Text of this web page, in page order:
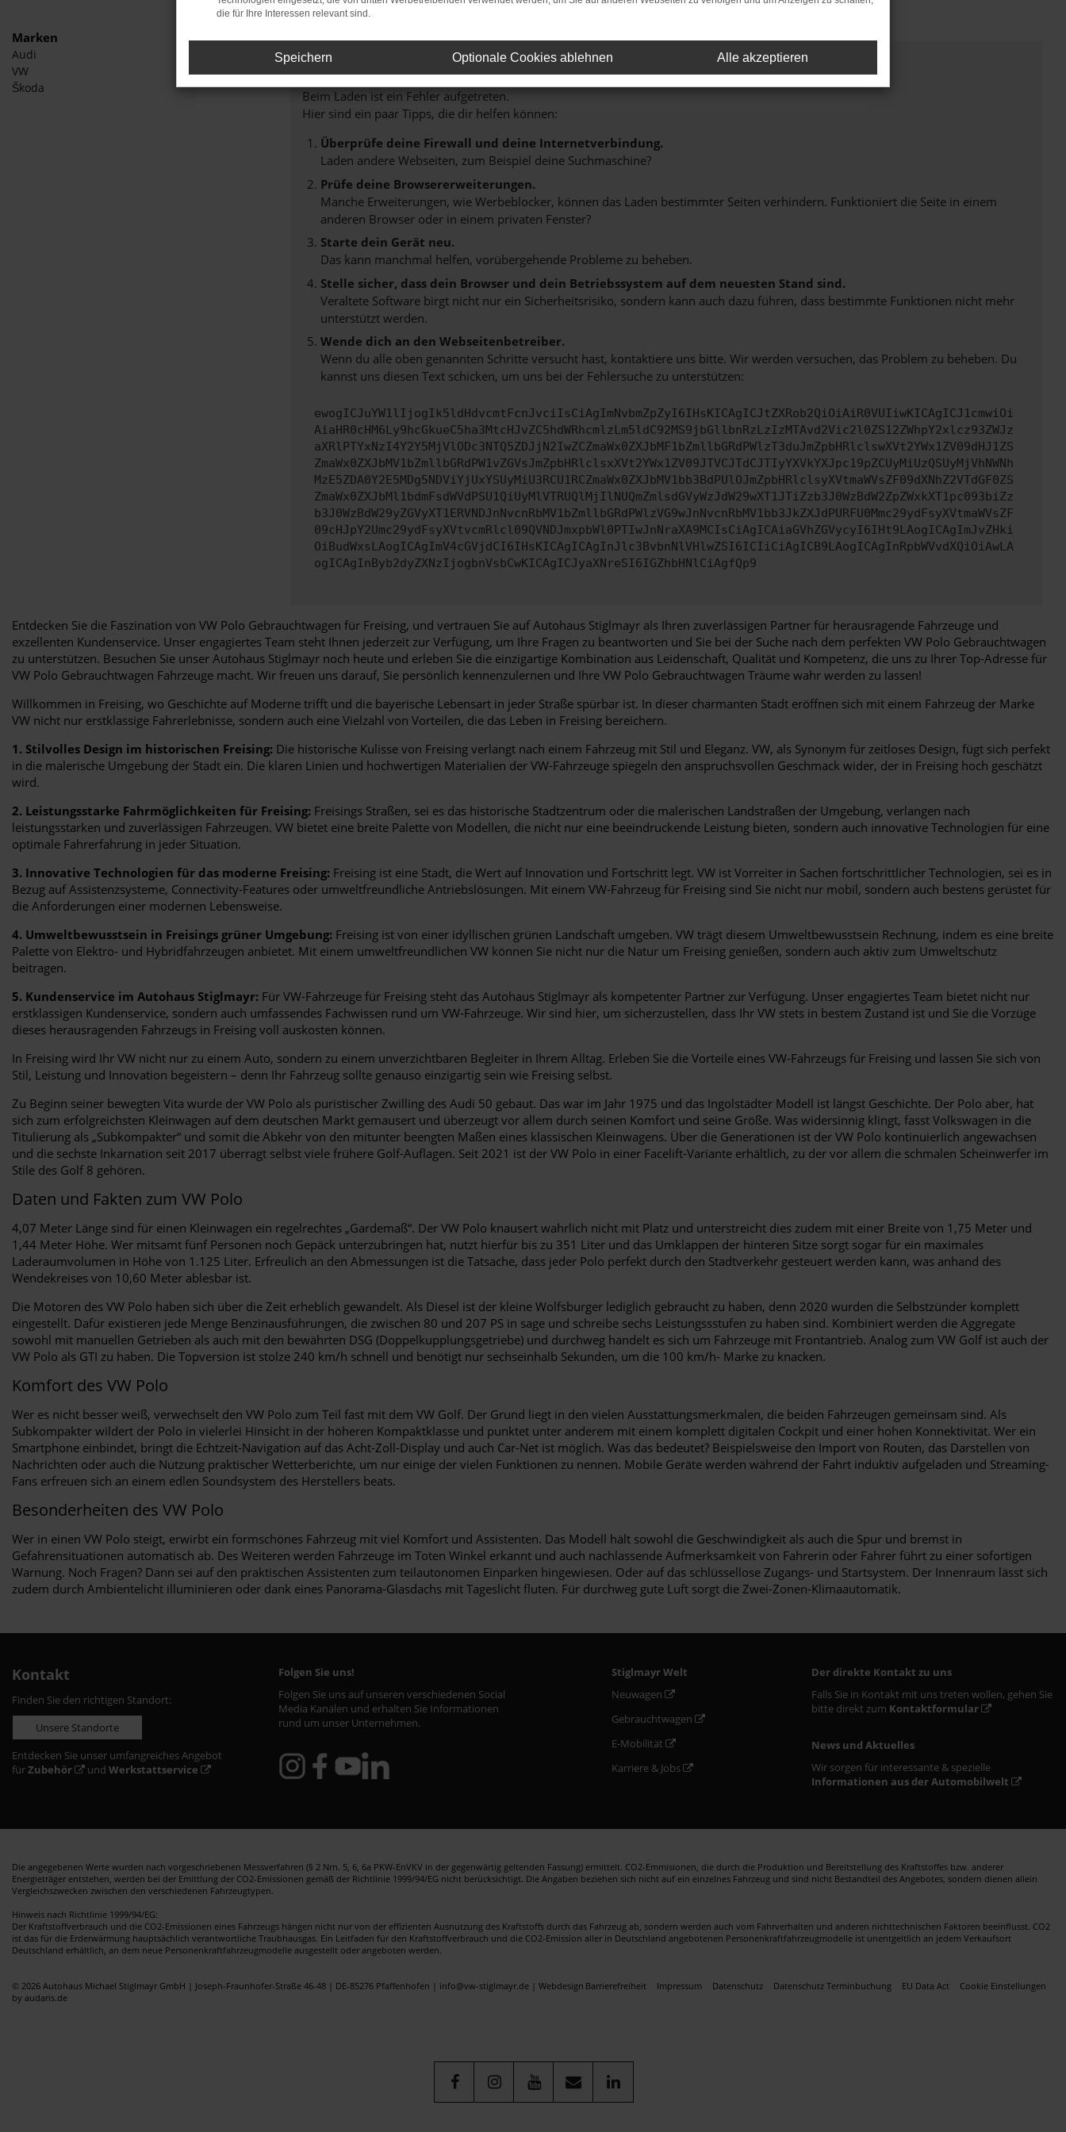
Marken
Audi
VW
Škoda
Fehler: Network Error
Beim Laden ist ein Fehler aufgetreten.
Hier sind ein paar Tipps, die dir helfen können:
Überprüfe deine Firewall und deine Internetverbindung.
Laden andere Webseiten, zum Beispiel deine Suchmaschine?
Prüfe deine Browsererweiterungen.
Manche Erweiterungen, wie Werbeblocker, können das Laden bestimmter Seiten verhindern. Funktioniert die Seite in einem
anderen Browser oder in einem privaten Fenster?
Starte dein Gerät neu.
Das kann manchmal helfen, vorübergehende Probleme zu beheben.
Stelle sicher, dass dein Browser und dein Betriebssystem auf dem neuesten Stand sind.
Veraltete Software birgt nicht nur ein Sicherheitsrisiko, sondern kann auch dazu führen, dass bestimmte Funktionen nicht mehr
unterstützt werden.
Wende dich an den Webseitenbetreiber.
Wenn du alle oben genannten Schritte versucht hast, kontaktiere uns bitte. Wir werden versuchen, das Problem zu beheben. Du
kannst uns diesen Text schicken, um uns bei der Fehlersuche zu unterstützen:
ewogICJuYW1lIjogIk5ldHdvcmtFcnJvciIsCiAgImNvbmZpZyI6IHsKICAgICJtZXRob2QiOiAiR0VUIiwKICAgICJ1cmwiOi
AiaHR0cHM6Ly9hcGkueC5ha3MtcHJvZC5hdWRhcmlzLm5ldC92MS9jbGllbnRzLzIzMTAvd2Vic2l0ZS12ZWhpY2xlcz93ZWJz
aXRlPTYxNzI4Y2Y5MjVlODc3NTQ5ZDJjN2IwZCZmaWx0ZXJbMF1bZmllbGRdPWlzT3duJmZpbHRlclswXVt2YWx1ZV09dHJ1ZS
ZmaWx0ZXJbMV1bZmllbGRdPW1vZGVsJmZpbHRlclsxXVt2YWx1ZV09JTVCJTdCJTIyYXVkYXJpc19pZCUyMiUzQSUyMjVhNWNh
MzE5ZDA0Y2E5MDg5NDViYjUxYSUyMiU3RCU1RCZmaWx0ZXJbMV1bb3BdPUlOJmZpbHRlclsyXVtmaWVsZF09dXNhZ2VTdGF0ZS
ZmaWx0ZXJbMl1bdmFsdWVdPSU1QiUyMlVTRUQlMjIlNUQmZmlsdGVyWzJdW29wXT1JTiZzb3J0WzBdW2ZpZWxkXT1pc093biZz
b3J0WzBdW29yZGVyXT1ERVNDJnNvcnRbMV1bZmllbGRdPWlzVG9wJnNvcnRbMV1bb3JkZXJdPURFU0Mmc29ydFsyXVtmaWVsZF
09cHJpY2Umc29ydFsyXVtvcmRlcl09QVNDJmxpbWl0PTIwJnNraXA9MCIsCiAgICAiaGVhZGVycyI6IHt9LAogICAgImJvZHki
OiBudWxsLAogICAgImV4cGVjdCI6IHsKICAgICAgInJlc3BvbnNlVHlwZSI6ICIiCiAgICB9LAogICAgInRpbWVvdXQiOiAwLA
ogICAgInByb2dyZXNzIjogbnVsbCwKICAgICJyaXNreSI6IGZhbHNlCiAgfQp9
Entdecken Sie die Faszination von VW Polo Gebrauchtwagen für Freising, und vertrauen Sie auf Autohaus Stiglmayr als Ihren zuverlässigen Partner für herausragende Fahrzeuge und
exzellenten Kundenservice. Unser engagiertes Team steht Ihnen jederzeit zur Verfügung, um Ihre Fragen zu beantworten und Sie bei der Suche nach dem perfekten VW Polo Gebrauchtwagen
zu unterstützen. Besuchen Sie unser Autohaus Stiglmayr noch heute und erleben Sie die einzigartige Kombination aus Leidenschaft, Qualität und Kompetenz, die uns zu Ihrer Top-Adresse für
VW Polo Gebrauchtwagen Fahrzeuge macht. Wir freuen uns darauf, Sie persönlich kennenzulernen und Ihre VW Polo Gebrauchtwagen Träume wahr werden zu lassen!
Willkommen in Freising, wo Geschichte auf Moderne trifft und die bayerische Lebensart in jeder Straße spürbar ist. In dieser charmanten Stadt eröffnen sich mit einem Fahrzeug der Marke
VW nicht nur erstklassige Fahrerlebnisse, sondern auch eine Vielzahl von Vorteilen, die das Leben in Freising bereichern.
1. Stilvolles Design im historischen Freising: Die historische Kulisse von Freising verlangt nach einem Fahrzeug mit Stil und Eleganz. VW, als Synonym für zeitloses Design, fügt sich perfekt
in die malerische Umgebung der Stadt ein. Die klaren Linien und hochwertigen Materialien der VW-Fahrzeuge spiegeln den anspruchsvollen Geschmack wider, der in Freising hoch geschätzt
wird.
2. Leistungsstarke Fahrmöglichkeiten für Freising: Freisings Straßen, sei es das historische Stadtzentrum oder die malerischen Landstraßen der Umgebung, verlangen nach
leistungsstarken und zuverlässigen Fahrzeugen. VW bietet eine breite Palette von Modellen, die nicht nur eine beeindruckende Leistung bieten, sondern auch innovative Technologien für eine
optimale Fahrerfahrung in jeder Situation.
3. Innovative Technologien für das moderne Freising: Freising ist eine Stadt, die Wert auf Innovation und Fortschritt legt. VW ist Vorreiter in Sachen fortschrittlicher Technologien, sei es in
Bezug auf Assistenzsysteme, Connectivity-Features oder umweltfreundliche Antriebslösungen. Mit einem VW-Fahrzeug für Freising sind Sie nicht nur mobil, sondern auch bestens gerüstet für
die Anforderungen einer modernen Lebensweise.
4. Umweltbewusstsein in Freisings grüner Umgebung: Freising ist von einer idyllischen grünen Landschaft umgeben. VW trägt diesem Umweltbewusstsein Rechnung, indem es eine breite
Palette von Elektro- und Hybridfahrzeugen anbietet. Mit einem umweltfreundlichen VW können Sie nicht nur die Natur um Freising genießen, sondern auch aktiv zum Umweltschutz
beitragen.
5. Kundenservice im Autohaus Stiglmayr: Für VW-Fahrzeuge für Freising steht das Autohaus Stiglmayr als kompetenter Partner zur Verfügung. Unser engagiertes Team bietet nicht nur
erstklassigen Kundenservice, sondern auch umfassendes Fachwissen rund um VW-Fahrzeuge. Wir sind hier, um sicherzustellen, dass Ihr VW stets in bestem Zustand ist und Sie die Vorzüge
dieses herausragenden Fahrzeugs in Freising voll auskosten können.
In Freising wird Ihr VW nicht nur zu einem Auto, sondern zu einem unverzichtbaren Begleiter in Ihrem Alltag. Erleben Sie die Vorteile eines VW-Fahrzeugs für Freising und lassen Sie sich von
Stil, Leistung und Innovation begeistern – denn Ihr Fahrzeug sollte genauso einzigartig sein wie Freising selbst.
Zu Beginn seiner bewegten Vita wurde der VW Polo als puristischer Zwilling des Audi 50 gebaut. Das war im Jahr 1975 und das Ingolstädter Modell ist längst Geschichte. Der Polo aber, hat
sich zum erfolgreichsten Kleinwagen auf dem deutschen Markt gemausert und überzeugt vor allem durch seinen Komfort und seine Größe. Was widersinnig klingt, fasst Volkswagen in die
Titulierung als „Subkompakter“ und somit die Abkehr von den mitunter beengten Maßen eines klassischen Kleinwagens. Über die Generationen ist der VW Polo kontinuierlich angewachsen
und die sechste Inkarnation seit 2017 überragt selbst viele frühere Golf-Auflagen. Seit 2021 ist der VW Polo in einer Facelift-Variante erhältlich, zu der vor allem die schmalen Scheinwerfer im
Stile des Golf 8 gehören.
Daten und Fakten zum VW Polo
4,07 Meter Länge sind für einen Kleinwagen ein regelrechtes „Gardemaß“. Der VW Polo knausert wahrlich nicht mit Platz und unterstreicht dies zudem mit einer Breite von 1,75 Meter und
1,44 Meter Höhe. Wer mitsamt fünf Personen noch Gepäck unterzubringen hat, nutzt hierfür bis zu 351 Liter und das Umklappen der hinteren Sitze sorgt sogar für ein maximales
Laderaumvolumen in Höhe von 1.125 Liter. Erfreulich an den Abmessungen ist die Tatsache, dass jeder Polo perfekt durch den Stadtverkehr gesteuert werden kann, was anhand des
Wendekreises von 10,60 Meter ablesbar ist.
Die Motoren des VW Polo haben sich über die Zeit erheblich gewandelt. Als Diesel ist der kleine Wolfsburger lediglich gebraucht zu haben, denn 2020 wurden die Selbstzünder komplett
eingestellt. Dafür existieren jede Menge Benzinausführungen, die zwischen 80 und 207 PS in sage und schreibe sechs Leistungssstufen zu haben sind. Kombiniert werden die Aggregate
sowohl mit manuellen Getrieben als auch mit den bewährten DSG (Doppelkupplungsgetriebe) und durchweg handelt es sich um Fahrzeuge mit Frontantrieb. Analog zum VW Golf ist auch der
VW Polo als GTI zu haben. Die Topversion ist stolze 240 km/h schnell und benötigt nur sechseinhalb Sekunden, um die 100 km/h- Marke zu knacken.
Komfort des VW Polo
Wer es nicht besser weiß, verwechselt den VW Polo zum Teil fast mit dem VW Golf. Der Grund liegt in den vielen Ausstattungsmerkmalen, die beiden Fahrzeugen gemeinsam sind. Als
Subkompakter wildert der Polo in vielerlei Hinsicht in der höheren Kompaktklasse und punktet unter anderem mit einem komplett digitalen Cockpit und einer hohen Konnektivität. Wer ein
Smartphone einbindet, bringt die Echtzeit-Navigation auf das Acht-Zoll-Display und auch Car-Net ist möglich. Was das bedeutet? Beispielsweise den Import von Routen, das Darstellen von
Nachrichten oder auch die Nutzung praktischer Wetterberichte, um nur einige der vielen Funktionen zu nennen. Mobile Geräte werden während der Fahrt induktiv aufgeladen und Streaming-
Fans erfreuen sich an einem edlen Soundsystem des Herstellers beats.
Besonderheiten des VW Polo
Wer in einen VW Polo steigt, erwirbt ein formschönes Fahrzeug mit viel Komfort und Assistenten. Das Modell hält sowohl die Geschwindigkeit als auch die Spur und bremst in
Gefahrensituationen automatisch ab. Des Weiteren werden Fahrzeuge im Toten Winkel erkannt und auch nachlassende Aufmerksamkeit von Fahrerin oder Fahrer führt zu einer sofortigen
Warnung. Noch Fragen? Dann sei auf den praktischen Assistenten zum teilautonomen Einparken hingewiesen. Oder auf das schlüssellose Zugangs- und Startsystem. Der Innenraum lässt sich
zudem durch Ambientelicht illuminieren oder dank eines Panorama-Glasdachs mit Tageslicht fluten. Für durchweg gute Luft sorgt die Zwei-Zonen-Klimaautomatik.
Kontakt
Finden Sie den richtigen Standort:
Unsere Standorte
Entdecken Sie unser umfangreiches Angebot
fürZubehör und Werkstattservice
Folgen Sie uns!
Folgen Sie uns auf unseren verschiedenen Social
Media Kanälen und erhalten Sie Informationen
rund um unser Unternehmen.
Stiglmayr Welt
Neuwagen
Gebrauchtwagen
E-Mobilität
Karriere & Jobs
Der direkte Kontakt zu uns
Falls Sie in Kontakt mit uns treten wollen, gehen Sie
bitte direkt zum Kontaktformular
News und Aktuelles
Wir sorgen für interessante & spezielle
Informationen aus der Automobilwelt
Die angegebenen Werte wurden nach vorgeschriebenen Messverfahren (§ 2 Nrn. 5, 6, 6a PKW-EnVKV in der gegenwärtig geltenden Fassung) ermittelt. CO2-Emmisionen, die durch die Produktion und Bereitstellung des Kraftstoffes bzw. anderer
Energieträger entstehen, werden bei der Emittlung der CO2-Emissionen gemäß der Richtlinie 1999/94/EG nicht berücksichtigt. Die Angaben beziehen sich nicht auf ein einzelnes Fahrzeug und sind nicht Bestandteil des Angebotes, sondern dienen allein
Vergleichszwecken zwischen den verschiedenen Fahrzeugtypen.
Hinweis nach Richtlinie 1999/94/EG:
Der Kraftstoffverbrauch und die CO2-Emissionen eines Fahrzeugs hängen nicht nur von der effizienten Ausnutzung des Kraftstoffs durch das Fahrzeug ab, sondern werden auch vom Fahrverhalten und anderen nichttechnischen Faktoren beeinflusst. CO2
ist das für die Erderwärmung hauptsächlich verantwortliche Traubhausgas. Ein Leitfaden für den Kraftstoffverbrauch und die CO2-Emission aller in Deutschland angebotenen Personenkraftfahrzeugmodelle ist unentgeltlich an jedem Verkaufsort
Deutschland erhältlich, an dem neue Personenkraftfahrzeugmodelle ausgestellt oder angeboten werden.
Barrierefreiheit Impressum Datenschutz Datenschutz Terminbuchung EU Data Act Cookie Einstellungen
© 2026 Autohaus Michael Stiglmayr GmbH | Joseph-Fraunhofer-Straße 46-48 | DE-85276 Pfaffenhofen | info@vw-stiglmayr.de | Webdesign
by audaris.de
die für Ihre Interessen relevant sind.
Speichern Optionale Cookies ablehnen Alle akzeptieren